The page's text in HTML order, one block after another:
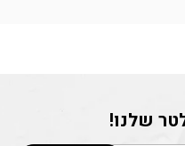
שלנו!